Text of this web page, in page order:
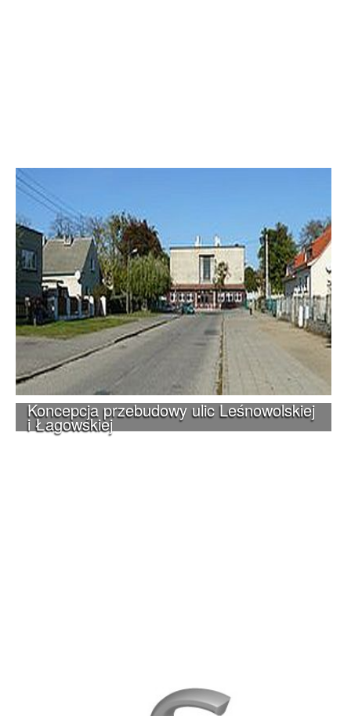
Koncepcja przebudowy ulic Leśnowolskiej
i Łagowskiej